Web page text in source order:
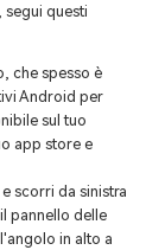
segui questi
che spesso è
Android per
sul tuo
app store e
scorri da sinistra
pannello delle
in alto a